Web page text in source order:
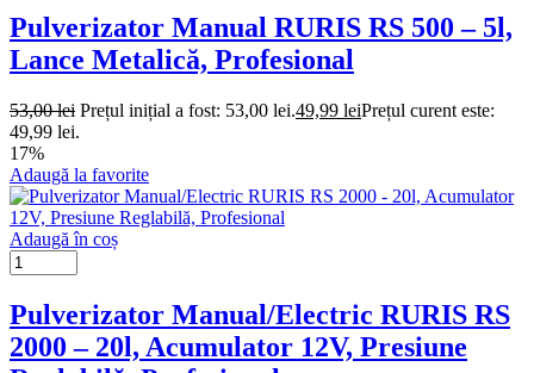
Pulverizator Manual RURIS RS 500 – 5l,
Lance Metalică, Profesional
53,00lei Prețul inițial a fost: 53,00 lei.49,99 leiPrețul curent este:
49,99 lei.
17%
Adaugă la favorite
Adaugă în coș
Pulverizator Manual/Electric RURIS RS
2000 – 20l, Acumulator 12V, Presiune